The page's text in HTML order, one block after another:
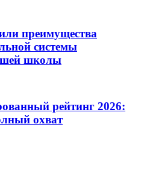
преимущества
системы
школы
рейтинг 2026:
охват